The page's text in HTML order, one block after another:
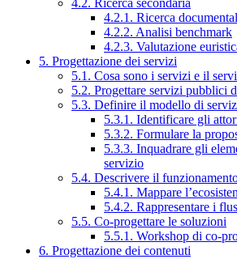
4.2.1. Ricerca
4.2.2. Analisi benchmark
4.2.3. Valutazione
5. Progettazione dei servizi
5.1. Cosa sono i servizi e il
5.2. Progettare servizi pubblici
5.3. Definire il modello di
5.3.1. Identificare gli
5.3.2. Formulare la
5.3.3. Inquadrare gli
servizio
5.4. Descrivere il
5.4.1. Mappare
5.4.2. Rappresentare i
5.5. Co-progettare le soluzioni
5.5.1. Workshop di co-
6. Progettazione dei contenuti